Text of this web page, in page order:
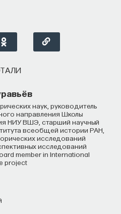
направления Школы
НИУ ВШЭ, старший научный
всеобщей истории РАН,
исследований
исследований
member in International
project